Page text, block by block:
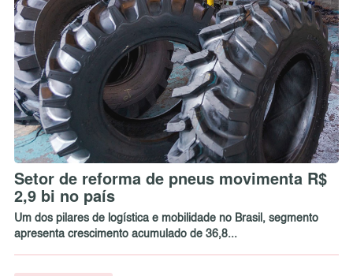
Setor de reforma de pneus movimenta R$
2,9 bi no país
Um dos pilares de logística e mobilidade no Brasil, segmento
apresenta crescimento acumulado de 36,8...